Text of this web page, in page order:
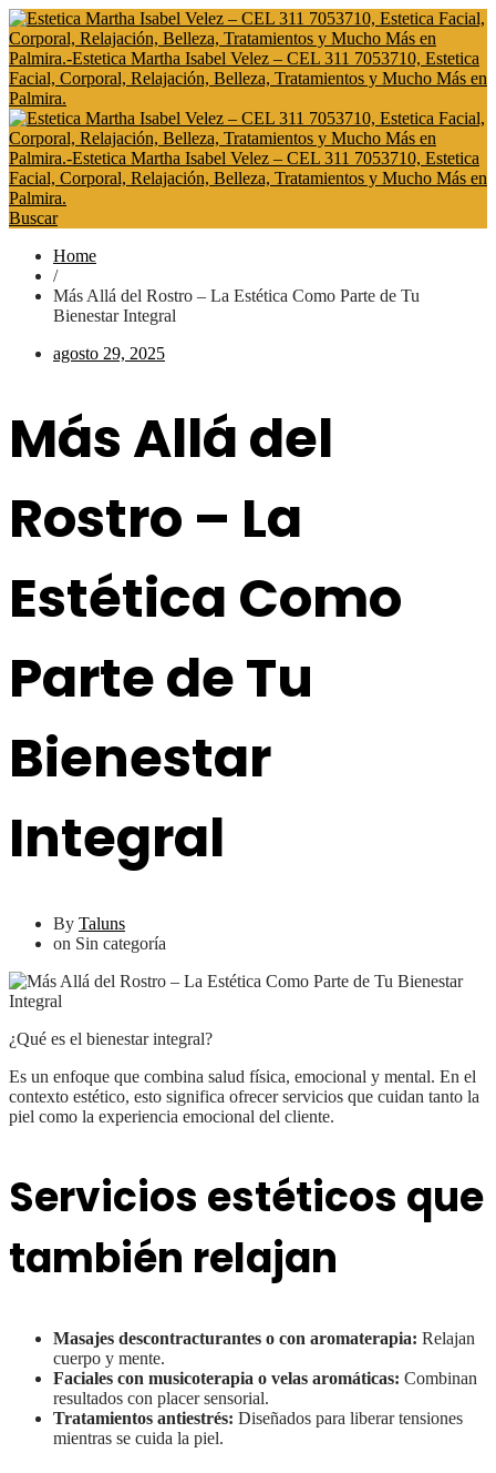
Buscar
Home
/
Más Allá del Rostro – La Estética Como Parte de Tu
Bienestar Integral
agosto 29, 2025
Más Allá del
Rostro – La
Estética Como
Parte de Tu
Bienestar
Integral
By Taluns
on Sin categoría
¿Qué es el bienestar integral?
Es un enfoque que combina salud física, emocional y mental. En el
contexto estético, esto significa ofrecer servicios que cuidan tanto la
piel como la experiencia emocional del cliente.
Servicios estéticos que
también relajan
Masajes descontracturantes o con aromaterapia: Relajan
cuerpo y mente.
Faciales con musicoterapia o velas aromáticas: Combinan
resultados con placer sensorial.
Tratamientos antiestrés: Diseñados para liberar tensiones
mientras se cuida la piel.